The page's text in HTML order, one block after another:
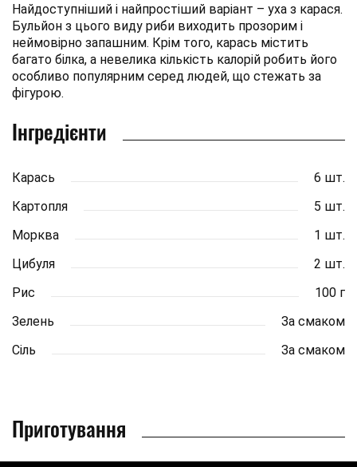
Найдоступніший і найпростіший варіант – уха з карася.
Бульйон з цього виду риби виходить прозорим і
неймовірно запашним. Крім того, карась містить
багато білка, а невелика кількість калорій робить його
особливо популярним серед людей, що стежать за
фігурою.
Інгредієнти
Карась
6 шт.
Картопля
5 шт.
Морква
1 шт.
Цибуля
2 шт.
Рис
100 г
Зелень
За смаком
Сіль
За смаком
Приготування